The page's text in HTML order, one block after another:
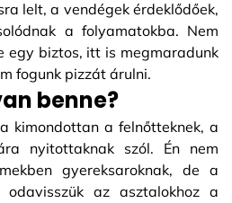
lelt, a vendégek érdeklődőek,
a folyamatokba. Nem
egy biztos, itt is megmaradunk
fogunk pizzát árulni.
benne?
kimondottan a felnőtteknek, a
nyitottaknak szól. Én nem
gyereksaroknak, de a
odavisszük az asztalokhoz a